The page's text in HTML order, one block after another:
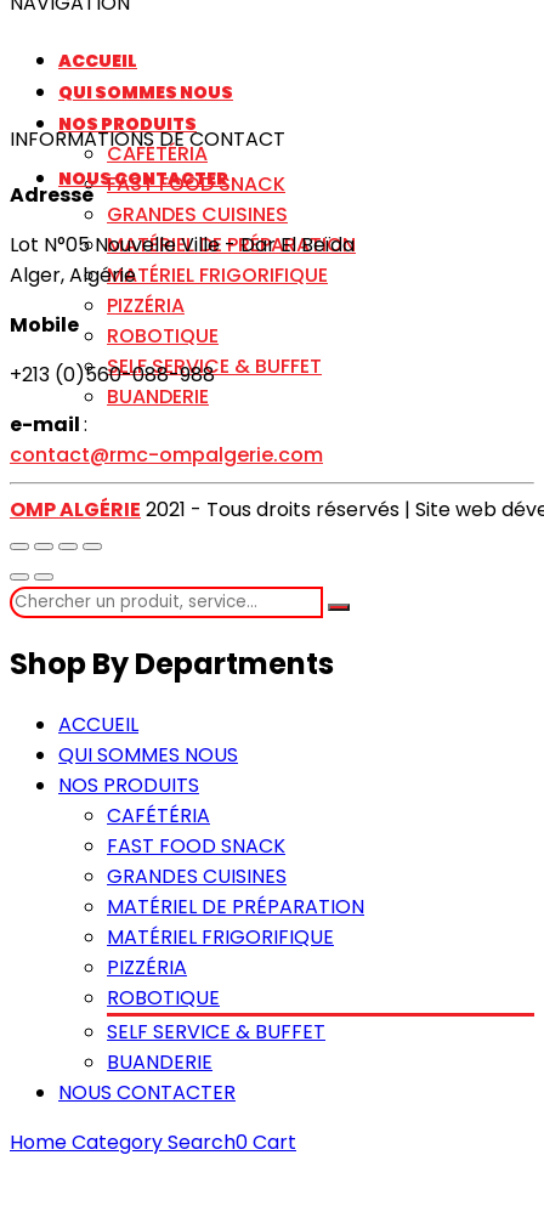
ACCUEIL
QUI SOMMES NOUS
NOS PRODUITS
CAFÉTÉRIA
FAST FOOD SNACK
GRANDES CUISINES
MATÉRIEL DE PRÉPARATION
MATÉRIEL FRIGORIFIQUE
PIZZÉRIA
ROBOTIQUE
SELF SERVICE & BUFFET
BUANDERIE
NOUS CONTACTER
INFORMATIONS DE CONTACT
Adresse
Lot N°05 Nouvelle Ville - Dar El Beïda
Alger, Algérie
Mobile
+213 (0)560-088-988
e-mail:
contact@rmc-ompalgerie.com
OMP ALGÉRIE 2021 - Tous droits réservés | Site web
Shop By Departments
ACCUEIL
QUI SOMMES NOUS
NOS PRODUITS
CAFÉTÉRIA
FAST FOOD SNACK
GRANDES CUISINES
MATÉRIEL DE PRÉPARATION
MATÉRIEL FRIGORIFIQUE
PIZZÉRIA
ROBOTIQUE
SELF SERVICE & BUFFET
BUANDERIE
NOUS CONTACTER
HomeCategorySearch0Cart